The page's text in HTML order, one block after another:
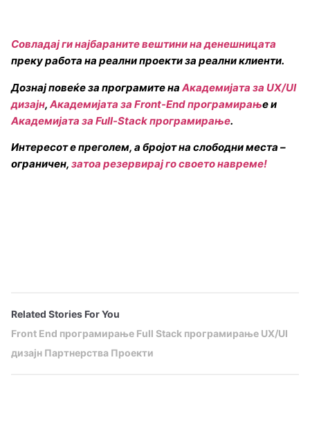
Совладај ги најбараните вештини на денешницата
преку работа на реални проекти за реални клиенти.
Дознај повеќе за програмите на Академијата за UX/UI
дизајн, Академијата за Front-End програмирање и
Академијата за Full-Stack програмирање.
Интересот е преголем, а бројот на слободни места –
ограничен, затоа резервирај го своето навреме!
Related Stories For You
Front End програмирање Full Stack програмирање UX/UI
дизајн Партнерства Проекти